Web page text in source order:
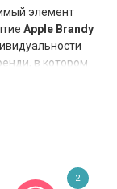
элемент
Apple Brandy
в котором
ликера, мха и
Он
2